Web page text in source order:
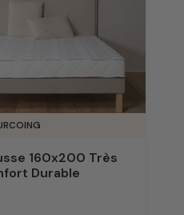
160x200 Très
Durable